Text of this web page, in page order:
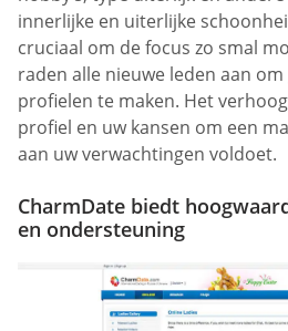
innerlijke en uiterlijke
cruciaal om de focus zo smal
raden alle nieuwe leden aan
profielen te maken. Het
profiel en uw kansen om een
aan uw verwachtingen voldoet.
CharmDate biedt
en ondersteuning